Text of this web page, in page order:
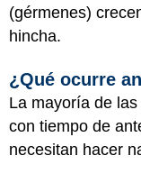
(gérmenes)
hincha.
¿Qué ocurre
La mayoría de
con tiempo de
necesitan hacer